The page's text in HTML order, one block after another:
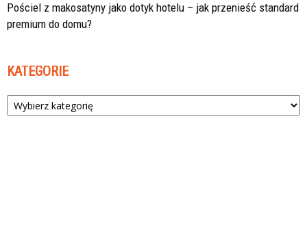
Pościel z makosatyny jako dotyk hotelu – jak przenieść standard
premium do domu?
KATEGORIE
Kategorie